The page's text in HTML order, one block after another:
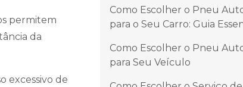
permitem
da
excessivo de
Como Escolher o Pneu
para o Seu Carro: Guia
Como Escolher o Pneu
para Seu Veículo